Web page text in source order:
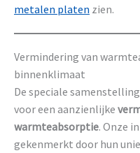
metalen platen zien.
Vermindering van
binnenklimaat
De speciale
voor een aanzienlijke
warmteabsorptie. Onze
gekenmerkt door hun